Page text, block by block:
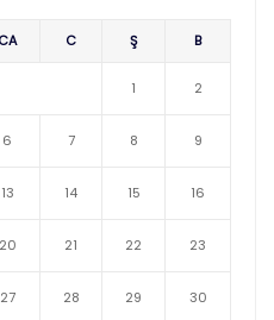
CA C Ş B
1 2
6 7 8 9
13 14 15 16
20 21 22 23
27 28 29 30